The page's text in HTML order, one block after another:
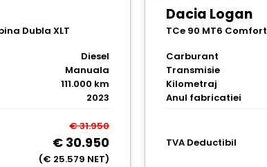
Dubla XLT
Diesel
Manuala
111.000 km
2023
€ 31.950
€ 30.950
(€ 25.579 NET)
Dacia Logan
TCe 90 MT6 Comfort
Carburant
Transmisie
Kilometraj
Anul fabricatiei
TVA Deductibil